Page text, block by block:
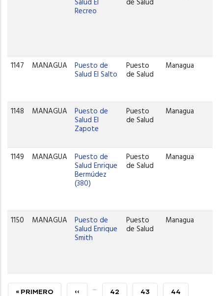
Recreo
1147 MANAGUA Puesto de
Salud El Salto
Puesto
de Salud
Managua
1148 MANAGUA Puesto de
Salud El
Zapote
Puesto
de Salud
Managua
1149 MANAGUA Puesto de
Salud Enrique
Bermúdez
(380)
Puesto
de Salud
Managua
1150 MANAGUA Puesto de
Salud Enrique
Smith
Puesto
de Salud
Managua
PRIMERA
« PRIMERO
PÁGINA
‹‹ … PAGE
42 PAGE
43 PAGE
44